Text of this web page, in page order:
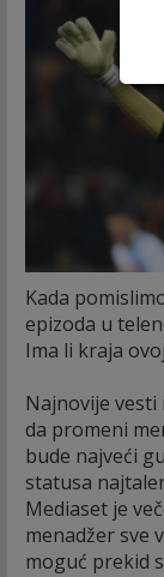
Kada
epizoda u
Ima li kraja
Najnovije vesti
da promeni
bude najveći
statusa
Mediaset je
menadžer sve
moguć prekid